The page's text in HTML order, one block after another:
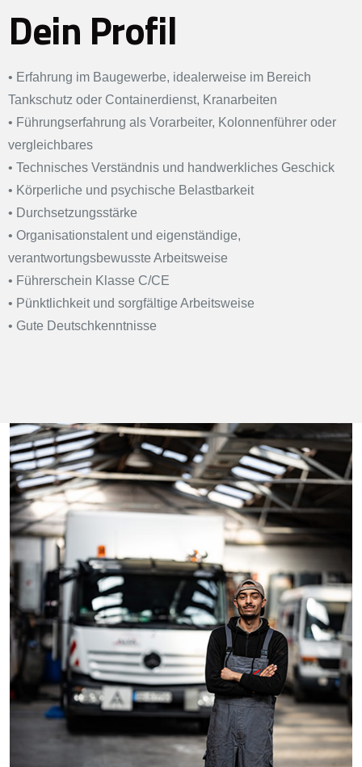
Dein Profil
• Erfahrung im Baugewerbe, idealerweise im Bereich
Tankschutz oder Containerdienst, Kranarbeiten
• Führungserfahrung als Vorarbeiter, Kolonnenführer oder
vergleichbares
• Technisches Verständnis und handwerkliches Geschick
• Körperliche und psychische Belastbarkeit
• Durchsetzungsstärke
• Organisationstalent und eigenständige,
verantwortungsbewusste Arbeitsweise
• Führerschein Klasse C/CE
• Pünktlichkeit und sorgfältige Arbeitsweise
• Gute Deutschkenntnisse